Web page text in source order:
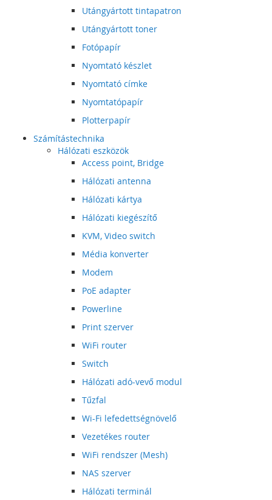
Utángyártott tintapatron
Utángyártott toner
Fotópapír
Nyomtató készlet
Nyomtató címke
Nyomtatópapír
Plotterpapír
Számítástechnika
Hálózati eszközök
Access point, Bridge
Hálózati antenna
Hálózati kártya
Hálózati kiegészítő
KVM, Video switch
Média konverter
Modem
PoE adapter
Powerline
Print szerver
WiFi router
Switch
Hálózati adó-vevő modul
Tűzfal
Wi-Fi lefedettségnövelő
Vezetékes router
WiFi rendszer (Mesh)
NAS szerver
Hálózati terminál